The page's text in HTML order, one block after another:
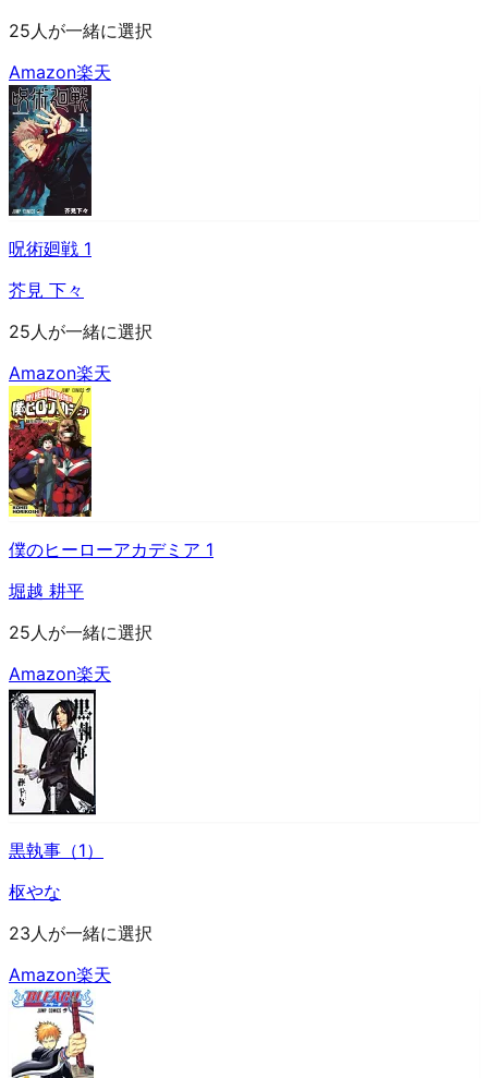
25人が一緒に選択
Amazon楽天
呪術廻戦 1
芥見 下々
25人が一緒に選択
Amazon楽天
僕のヒーローアカデミア 1
堀越 耕平
25人が一緒に選択
Amazon楽天
黒執事（1）
枢やな
23人が一緒に選択
Amazon楽天